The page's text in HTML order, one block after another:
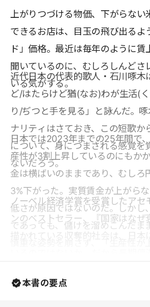
上がりつづける物価、下がらな
できるお店は、目玉の飛び出るよ
ド」価格。最近は毎年のように賃
聞いているのに、むしろしんどさ
いる気がする。
近代日本の代表的歌人・石川啄木
ど/はたらけど猶(なお)わが生活(
り/ぢつと手を見る」と詠んだ。
ナリティはさておき、この短歌か
について、身につまされる感覚を
ないだろう。
日本では2023年までの25年間で
産性が3割上昇しているのにもか
金は横ばいのままであり、むしろ
3%下がった。実質賃金が上がら
低さが原因ではないのだ。しかし
であっても、儲けを溜めこんだま
実質賃金を上げられない」と真顔
う。
ノーベル経済学賞を受賞したアセ
ンのベストセラー、『国家はなぜ
描かれている収奪的社会は、日本
あることを忘れていないか。そう
本書の要点